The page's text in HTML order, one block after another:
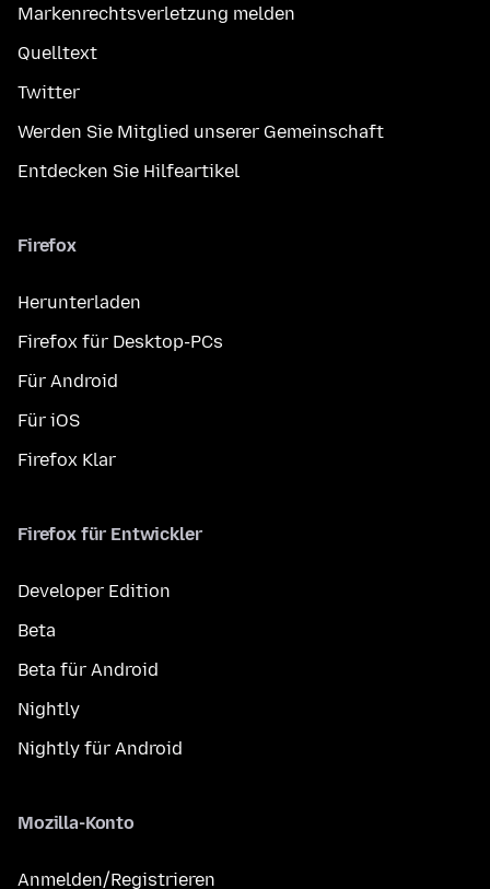
Markenrechtsverletzung melden
Quelltext
Twitter
Werden Sie Mitglied unserer Gemeinschaft
Entdecken Sie Hilfeartikel
Firefox
Herunterladen
Firefox für Desktop-PCs
Für Android
Für iOS
Firefox Klar
Firefox für Entwickler
Developer Edition
Beta
Beta für Android
Nightly
Nightly für Android
Mozilla-Konto
Anmelden/Registrieren